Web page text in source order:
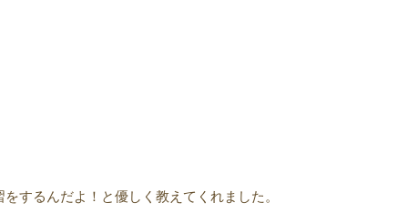
するんだよ！と優しく教えてくれました。